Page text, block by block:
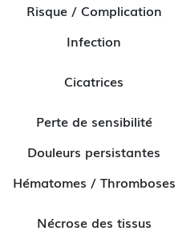
Risque / Complication
Infection
Cicatrices
Perte de sensibilité
Douleurs persistantes
Hématomes / Thromboses
Nécrose des tissus